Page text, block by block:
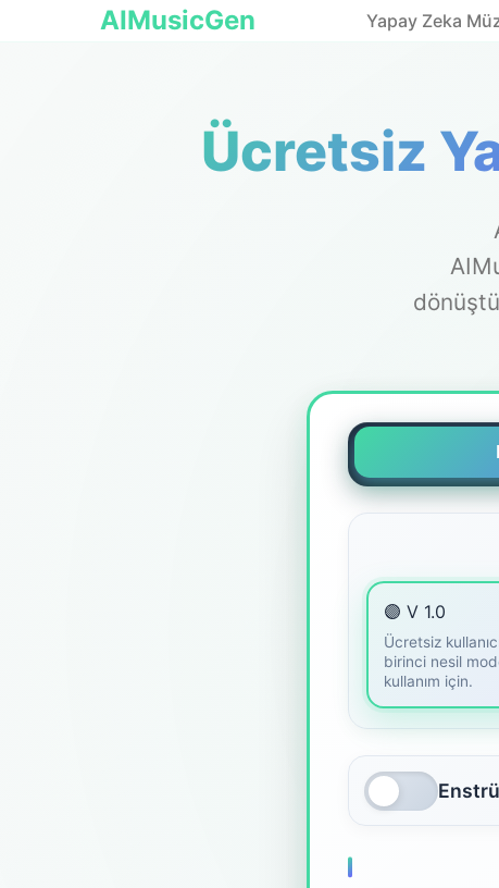
AIMusicGen Yapay Zeka
Ücretsiz
🟣 V 1.0
Ücretsiz
birinci nesil
kullanım için.